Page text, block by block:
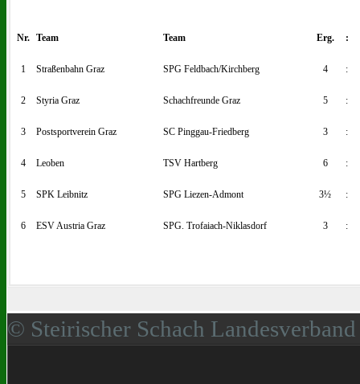
Nr. Team Team Erg. :
1 Straßenbahn Graz SPG Feldbach/Kirchberg 4 :
2 Styria Graz Schachfreunde Graz 5 :
3 Postsportverein Graz SC Pinggau-Friedberg 3 :
4 Leoben TSV Hartberg 6 :
5 SPK Leibnitz SPG Liezen-Admont 3½ :
6 ESV Austria Graz SPG. Trofaiach-Niklasdorf 3 :
© Steirischer Schach Landesverband